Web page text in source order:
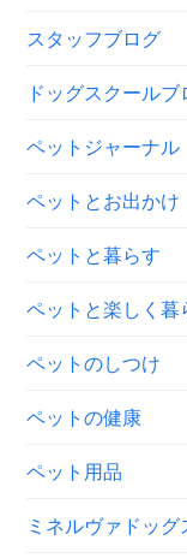
スタッフブログ
ドッグスクールブ
ペットジャーナル
ペットとお出かけ
ペットと暮らす
ペットと楽しく暮
ペットのしつけ
ペットの健康
ペット用品
ミネルヴァドッグ